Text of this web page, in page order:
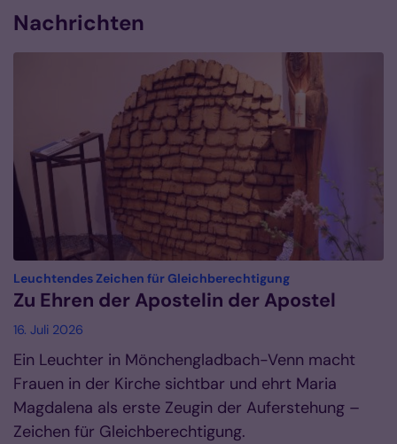
Nachrichten
Leuchtendes Zeichen für Gleichberechtigung:
Zu Ehren der Apostelin der Apostel
16. Juli 2026
Ein Leuchter in Mönchengladbach-Venn macht
Frauen in der Kirche sichtbar und ehrt Maria
Magdalena als erste Zeugin der Auferstehung –
Zeichen für Gleichberechtigung.